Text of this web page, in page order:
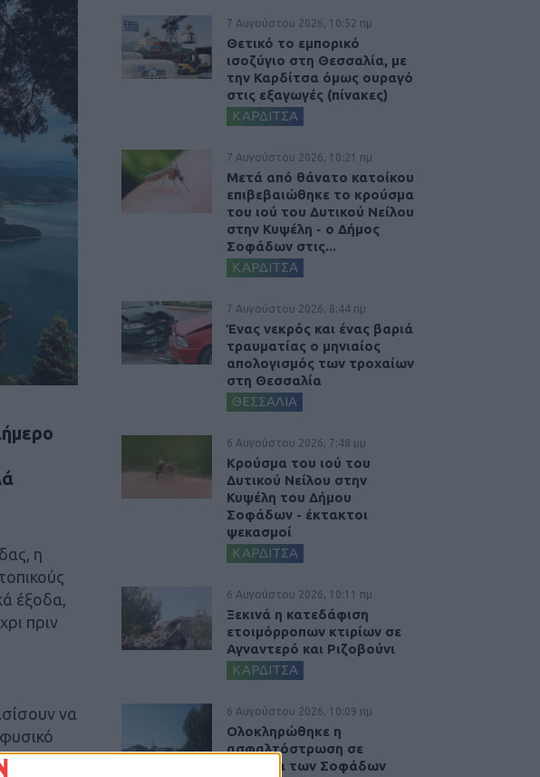
η
έξοδα,
πριν
να
7 Αυγούστου 2026, 10:52 πμ
Θετικό το εμπορικό
ισοζύγιο στη Θεσσαλία, με
την Καρδίτσα όμως ουραγό
στις εξαγωγές (πίνακες)
ΚΑΡΔΙΤΣΑ
7 Αυγούστου 2026, 10:21 πμ
Μετά από θάνατο κατοίκου
επιβεβαιώθηκε το κρούσμα
του ιού του Δυτικού Νείλου
στην Κυψέλη - ο Δήμος
Σοφάδων στις...
ΚΑΡΔΙΤΣΑ
7 Αυγούστου 2026, 8:44 πμ
Ένας νεκρός και ένας βαριά
τραυματίας ο μηνιαίος
απολογισμός των τροχαίων
στη Θεσσαλία
ΘΕΣΣΑΛΙΑ
6 Αυγούστου 2026, 7:48 μμ
Κρούσμα του ιού του
Δυτικού Νείλου στην
Κυψέλη του Δήμου
Σοφάδων - έκτακτοι
ψεκασμοί
ΚΑΡΔΙΤΣΑ
6 Αυγούστου 2026, 10:11 πμ
Ξεκινά η κατεδάφιση
ετοιμόρροπων κτιρίων σε
Αγναντερό και Ριζοβούνι
ΚΑΡΔΙΤΣΑ
6 Αυγούστου 2026, 10:09 πμ
Ολοκληρώθηκε η
ασφαλτόστρωση σε
τμήματα των Σοφάδων